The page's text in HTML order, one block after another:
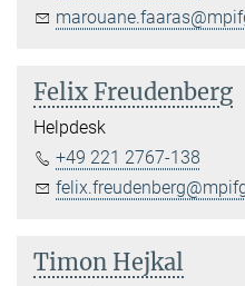
Felix Freudenberg
Helpdesk
+49 221 2767-138
Timon Hejkal